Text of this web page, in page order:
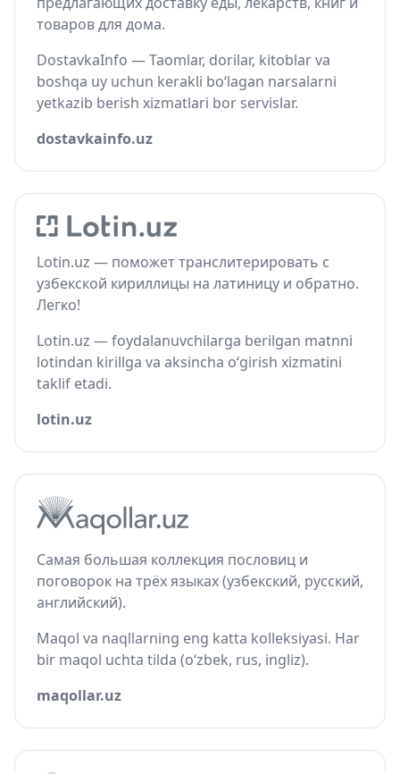
товаров для дома.
DostavkaInfo — Taomlar, dorilar, kitoblar va
boshqa uy uchun kerakli bo‘lagan narsalarni
yetkazib berish xizmatlari bor servislar.
dostavkainfo.uz
Lotin.uz — поможет транслитерировать с
узбекской кириллицы на латиницу и обратно.
Легко!
Lotin.uz — foydalanuvchilarga berilgan matnni
lotindan kirillga va aksincha o‘girish xizmatini
taklif etadi.
lotin.uz
Самая большая коллекция пословиц и
поговорок на трёх языках (узбекский, русский,
английский).
Maqol va naqllarning eng katta kolleksiyasi. Har
bir maqol uchta tilda (o‘zbek, rus, ingliz).
maqollar.uz